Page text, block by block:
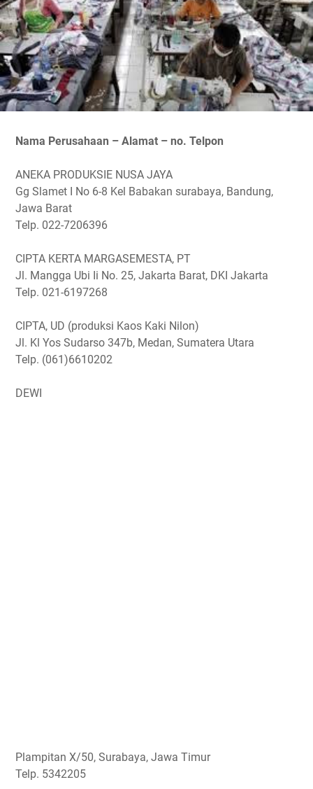
Nama Perusahaan – Alamat – no. Telpon
ANEKA PRODUKSIE NUSA JAYA
Gg Slamet I No 6-8 Kel Babakan surabaya, Bandung,
Jawa Barat
Telp. 022-7206396
CIPTA KERTA MARGASEMESTA, PT
Jl. Mangga Ubi Ii No. 25, Jakarta Barat, DKI Jakarta
Telp. 021-6197268
CIPTA, UD (produksi Kaos Kaki Nilon)
Jl. Kl Yos Sudarso 347b, Medan, Sumatera Utara
Telp. (061)6610202
DEWI
Plampitan X/50, Surabaya, Jawa Timur
Telp. 5342205